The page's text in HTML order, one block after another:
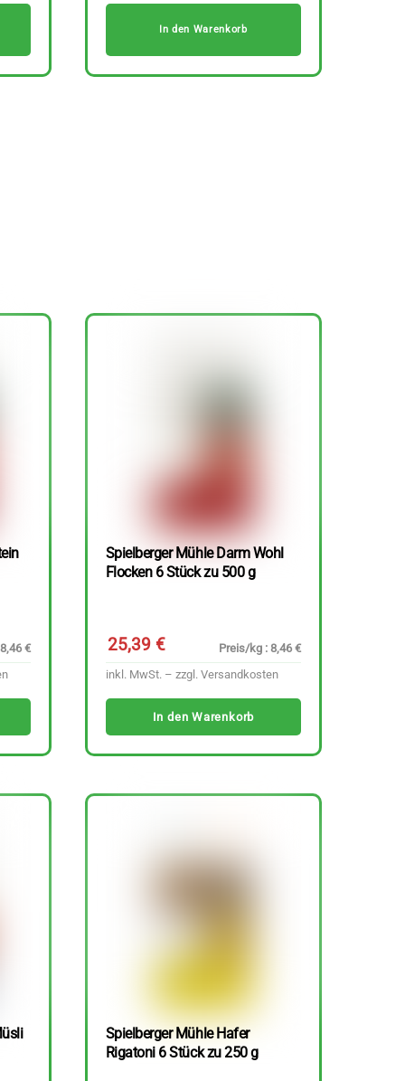
In den Warenkorb
€
Spielberger Mühle Darm Wohl
Flocken 6 Stück zu 500 g
25,39€
Preis/kg : 8,46 €
inkl. MwSt. – zzgl. Versandkosten
In den Warenkorb
Spielberger Mühle Hafer
Rigatoni 6 Stück zu 250 g